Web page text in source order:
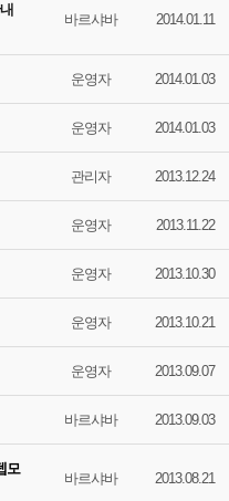
바르샤바 2014.01.11
운영자 2014.01.03
운영자 2014.01.03
관리자 2013.12.24
운영자 2013.11.22
운영자 2013.10.30
운영자 2013.10.21
운영자 2013.09.07
바르샤바 2013.09.03
모
바르샤바 2013.08.21